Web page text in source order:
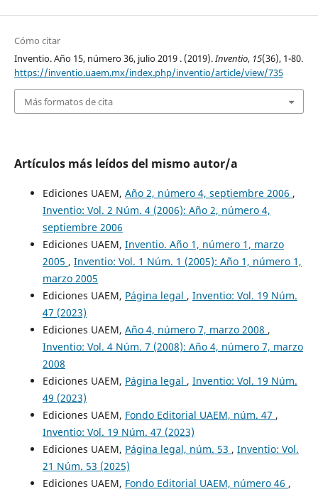
Cómo citar
Inventio. Año 15, número 36, julio 2019 . (2019).Inventio, 15(36), 1-80.
https://inventio.uaem.mx/index.php/inventio/article/view/735
Más formatos de cita
Artículos más leídos del mismo autor/a
Ediciones UAEM, Año 2, número 4, septiembre 2006 ,
Inventio: Vol. 2 Núm. 4 (2006): Año 2, número 4,
septiembre 2006
Ediciones UAEM, Inventio. Año 1, número 1, marzo
2005 , Inventio: Vol. 1 Núm. 1 (2005): Año 1, número 1,
marzo 2005
Ediciones UAEM, Página legal , Inventio: Vol. 19 Núm.
47 (2023)
Ediciones UAEM, Año 4, número 7, marzo 2008 ,
Inventio: Vol. 4 Núm. 7 (2008): Año 4, número 7, marzo
2008
Ediciones UAEM, Página legal , Inventio: Vol. 19 Núm.
49 (2023)
Ediciones UAEM, Fondo Editorial UAEM, núm. 47 ,
Inventio: Vol. 19 Núm. 47 (2023)
Ediciones UAEM, Página legal, núm. 53 , Inventio: Vol.
21 Núm. 53 (2025)
Ediciones UAEM, Fondo Editorial UAEM, número 46 ,